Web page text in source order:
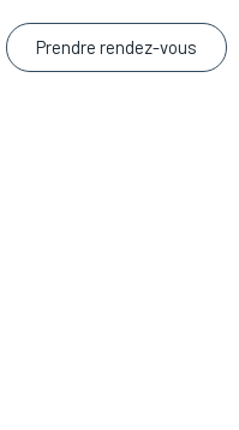
Prendre rendez-vous